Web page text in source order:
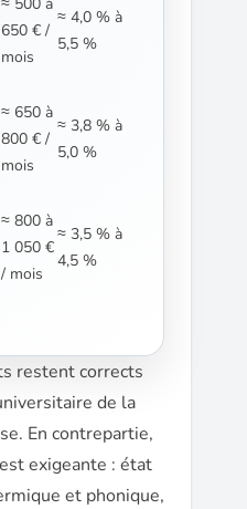
650 € /
mois
≈ 4,0 % à
5,5 %
≈ 650 à
800 € /
mois
≈ 3,8 % à
5,0 %
≈ 800 à
1 050 €
/ mois
≈ 3,5 % à
4,5 %
restent corrects
de la
En contrepartie,
exigeante : état
et phonique,